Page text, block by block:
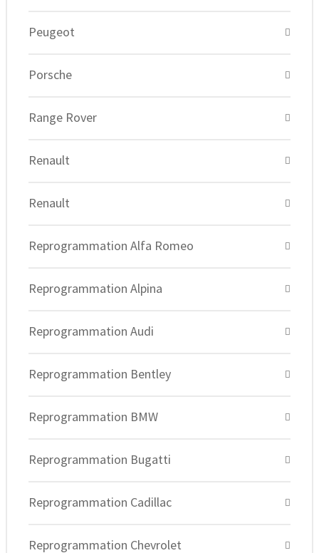
Peugeot
Porsche
Range Rover
Renault
Renault
Reprogrammation Alfa Romeo
Reprogrammation Alpina
Reprogrammation Audi
Reprogrammation Bentley
Reprogrammation BMW
Reprogrammation Bugatti
Reprogrammation Cadillac
Reprogrammation Chevrolet